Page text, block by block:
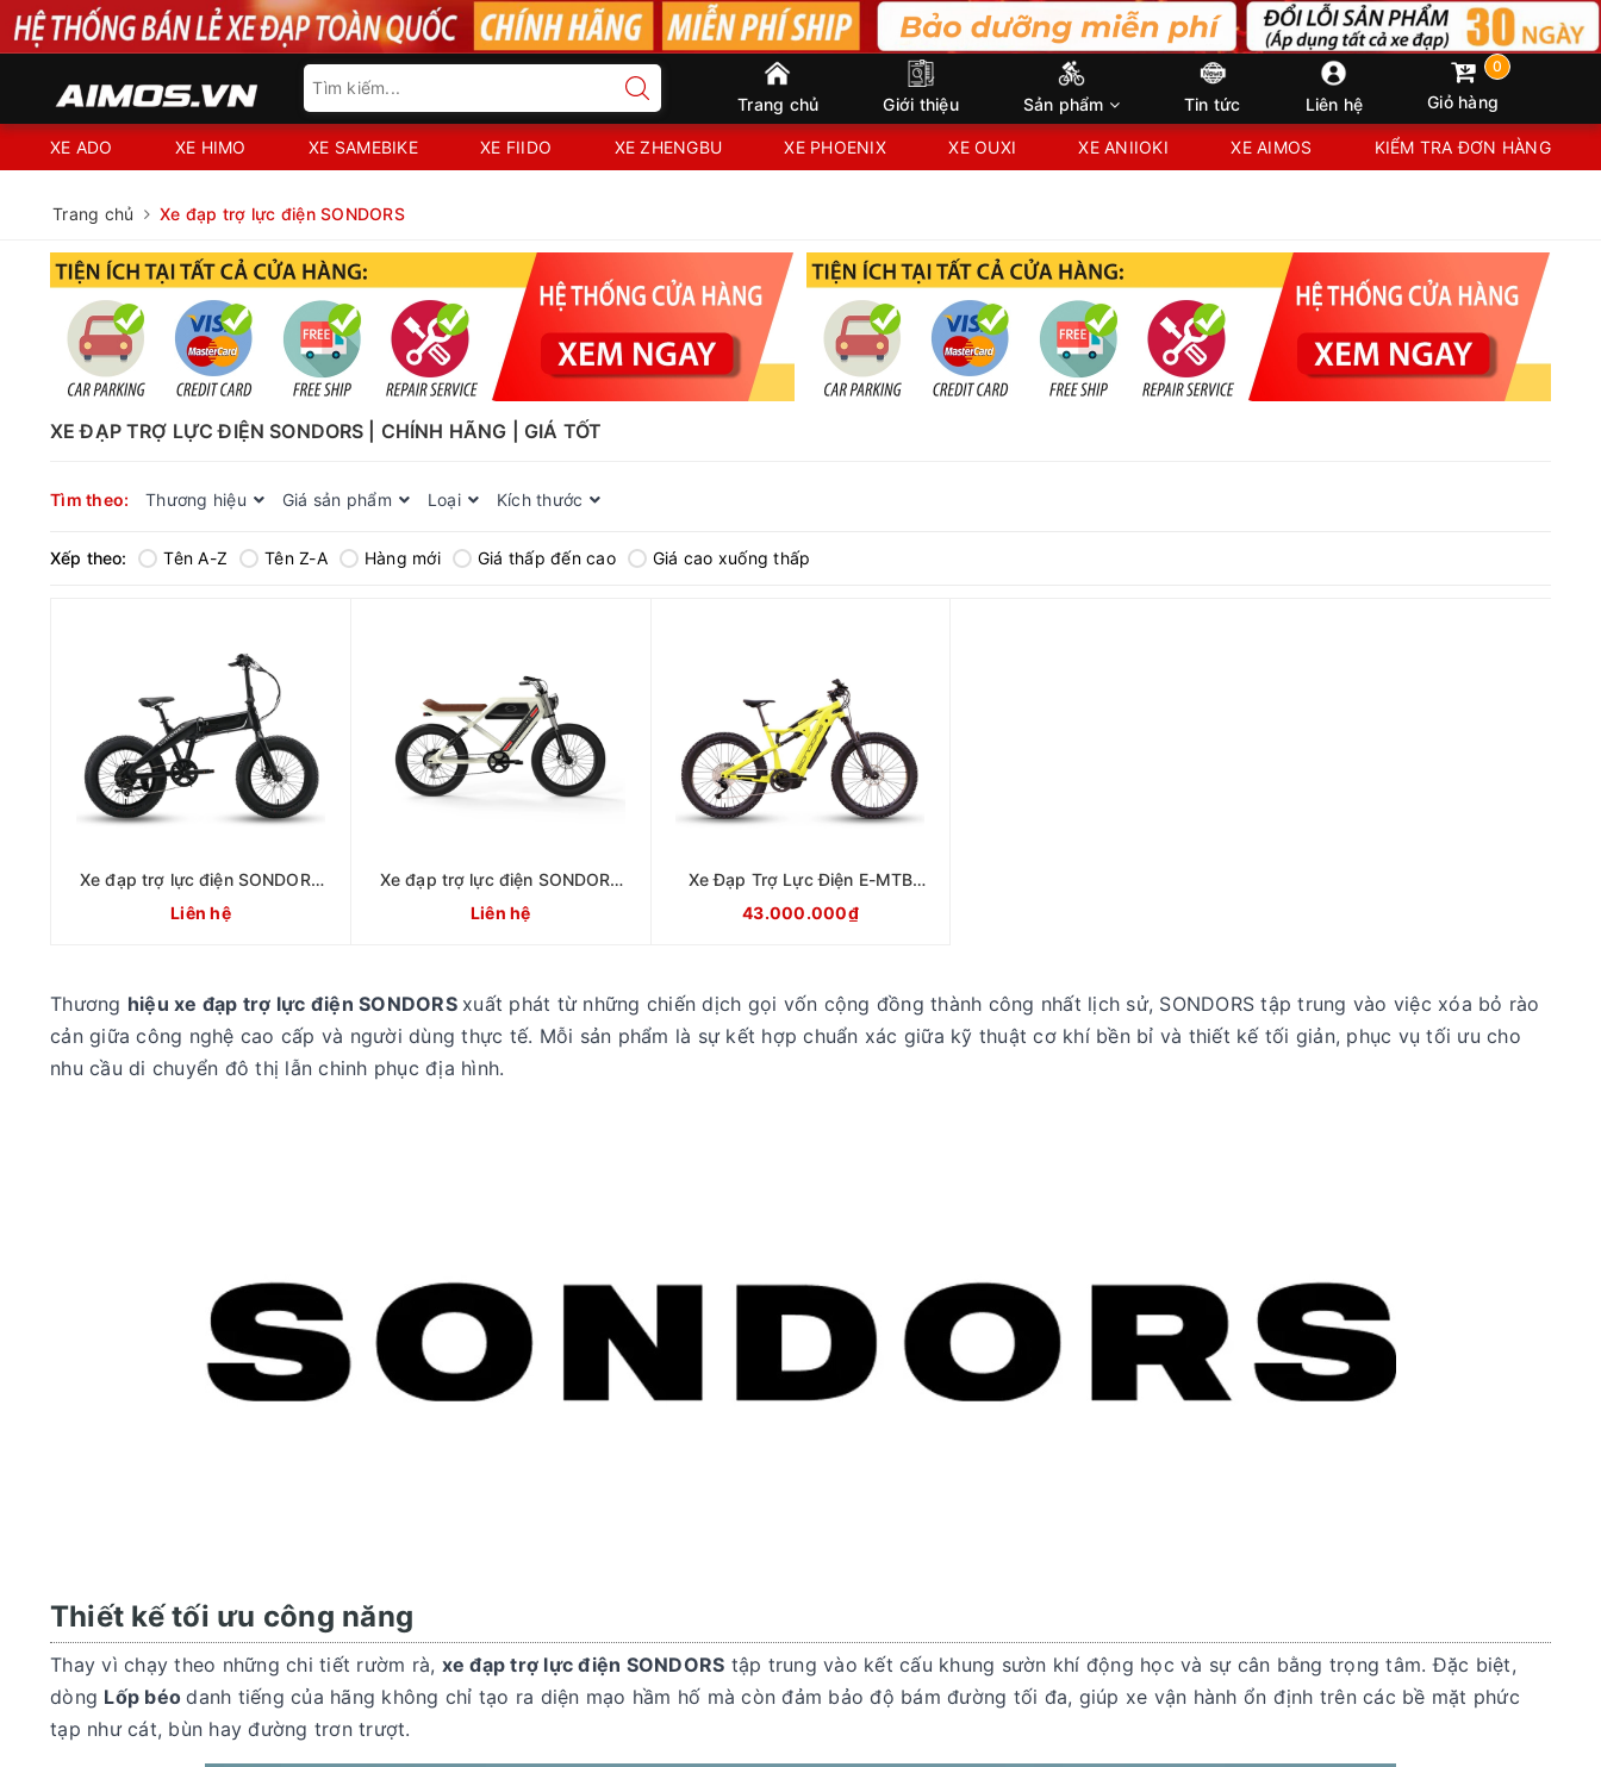
Trang chủ Giới thiệu Sản phẩm Tin tức Liên hệ
0
Giỏ hàng
XE ADO XE HIMO XE SAMEBIKE XE FIIDO XE ZHENGBU XE PHOENIX XE OUXI XE ANIIOKI XE AIMOS KIỂM TRA ĐƠN HÀNG
Trang chủ Xe đạp trợ lực điện SONDORS
XE ĐẠP TRỢ LỰC ĐIỆN SONDORS | CHÍNH HÃNG | GIÁ TỐT
Tìm theo: Thương hiệu Giá sản phẩm Loại Kích thước
Xếp theo: Tên A-Z Tên Z-A Hàng mới Giá thấp đến cao Giá cao xuống thấp
Xe đạp trợ lực điện SONDORS
Liên hệ
Xe đạp trợ lực điện SONDORS
Liên hệ
Xe Đạp Trợ Lực Điện E-MTB
43.000.000₫
Thương hiệu xe đạp trợ lực điện SONDORS xuất phát từ những chiến dịch gọi vốn cộng đồng thành công nhất lịch sử, SONDORS tập trung vào việc xóa bỏ rào
cản giữa công nghệ cao cấp và người dùng thực tế. Mỗi sản phẩm là sự kết hợp chuẩn xác giữa kỹ thuật cơ khí bền bỉ và thiết kế tối giản, phục vụ tối ưu cho
nhu cầu di chuyển đô thị lẫn chinh phục địa hình.
Thiết kế tối ưu công năng
Thay vì chạy theo những chi tiết rườm rà, xe đạp trợ lực điện SONDORS tập trung vào kết cấu khung sườn khí động học và sự cân bằng trọng tâm. Đặc biệt,
dòng Lốp béodanh tiếng của hãng không chỉ tạo ra diện mạo hầm hố mà còn đảm bảo độ bám đường tối đa, giúp xe vận hành ổn định trên các bề mặt phức
tạp như cát, bùn hay đường trơn trượt.